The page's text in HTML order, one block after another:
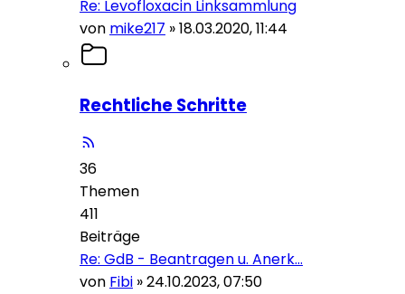
Re: Levofloxacin Linksammlung
von mike217 »18.03.2020, 11:44
Rechtliche Schritte
36
Themen
411
Beiträge
Re: GdB - Beantragen u. Anerk…
von Fibi »24.10.2023, 07:50